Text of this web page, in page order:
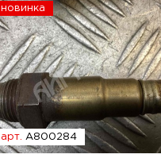
новинка
арт. A800284